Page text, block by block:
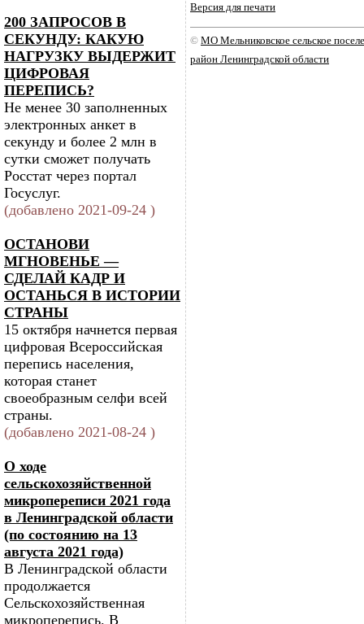
200 ЗАПРОСОВ В
СЕКУНДУ: КАКУЮ
НАГРУЗКУ ВЫДЕРЖИТ
ЦИФРОВАЯ
ПЕРЕПИСЬ?
Не менее 30 заполненных
электронных анкет в
секунду и более 2 млн в
сутки сможет получать
Росстат через портал
Госуслуг.
(добавлено 2021-09-24 )
ОСТАНОВИ
МГНОВЕНЬЕ —
СДЕЛАЙ КАДР И
ОСТАНЬСЯ В ИСТОРИИ
СТРАНЫ
15 октября начнется первая
цифровая Всероссийская
перепись населения,
которая станет
своеобразным селфи всей
страны.
(добавлено 2021-08-24 )
О ходе
сельскохозяйственной
микропереписи 2021 года
в Ленинградской области
(по состоянию на 13
августа 2021 года)
В Ленинградской области
продолжается
Сельскохозяйственная
микроперепись. В
Версия для печати
© МО Мельниковское сельское
район Ленинградской области